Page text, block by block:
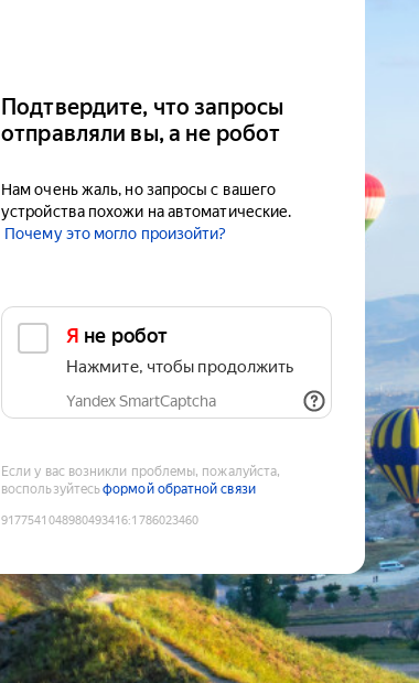
Подтвердите, что запросы
отправляли вы, а не робот
Нам очень жаль, но запросы с вашего
устройства похожи на автоматические.
Почему это могло произойти?
Я не робот
Нажмите, чтобы продолжить
Yandex SmartCaptcha
Если у вас возникли проблемы, пожалуйста,
воспользуйтесьформой обратной связи
9177541048980493416:1786023460